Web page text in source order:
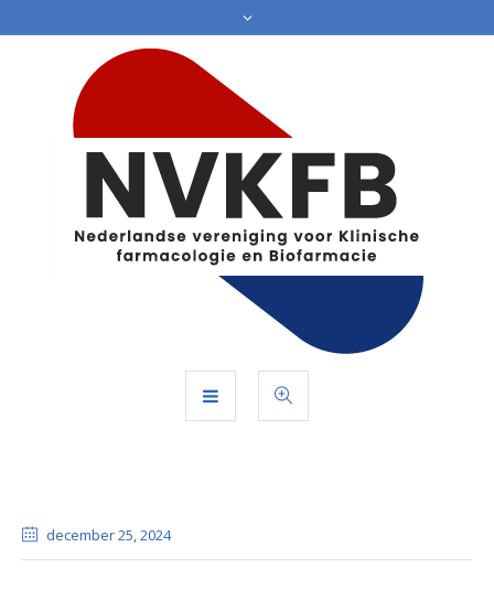
december 25, 2024